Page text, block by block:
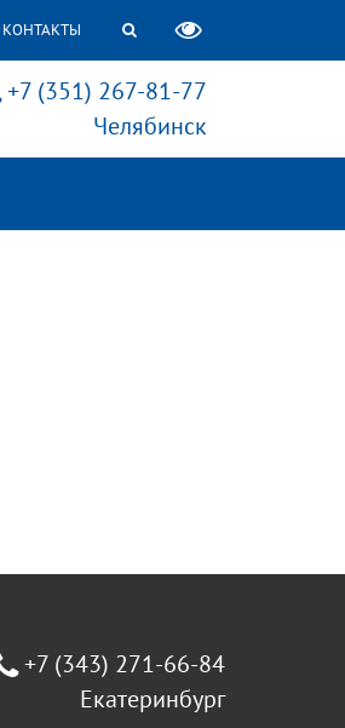
КОНТАКТЫ
+7 (351) 267-81-77
Челябинск
+7 (343) 271-66-84
Екатеринбург